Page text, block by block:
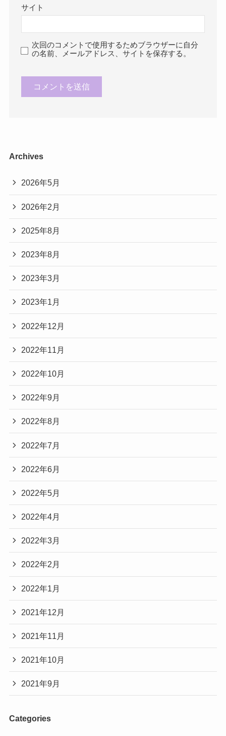
サイト
次回のコメントで使用するためブラウザーに自分
の名前、メールアドレス、サイトを保存する。
Archives
2026年5月
2026年2月
2025年8月
2023年8月
2023年3月
2023年1月
2022年12月
2022年11月
2022年10月
2022年9月
2022年8月
2022年7月
2022年6月
2022年5月
2022年4月
2022年3月
2022年2月
2022年1月
2021年12月
2021年11月
2021年10月
2021年9月
Categories